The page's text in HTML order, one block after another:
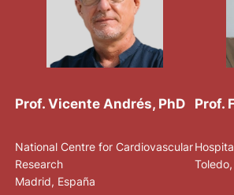
Prof. Vicente Andrés, PhD
National Centre for Cardiovascular
Research
Madrid, España
Prof.